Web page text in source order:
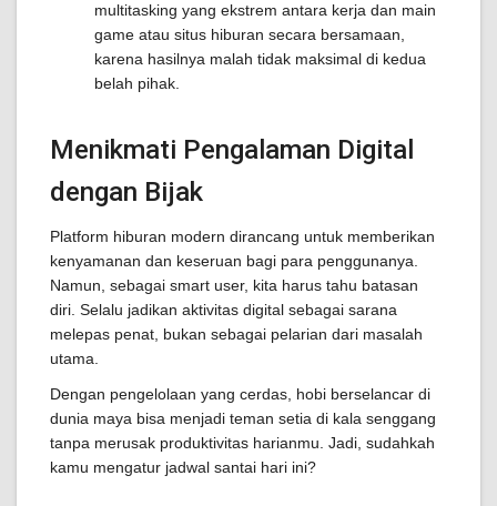
multitasking yang ekstrem antara kerja dan main
game atau situs hiburan secara bersamaan,
karena hasilnya malah tidak maksimal di kedua
belah pihak.
Menikmati Pengalaman Digital
dengan Bijak
Platform hiburan modern dirancang untuk memberikan
kenyamanan dan keseruan bagi para penggunanya.
Namun, sebagai smart user, kita harus tahu batasan
diri. Selalu jadikan aktivitas digital sebagai sarana
melepas penat, bukan sebagai pelarian dari masalah
utama.
Dengan pengelolaan yang cerdas, hobi berselancar di
dunia maya bisa menjadi teman setia di kala senggang
tanpa merusak produktivitas harianmu. Jadi, sudahkah
kamu mengatur jadwal santai hari ini?